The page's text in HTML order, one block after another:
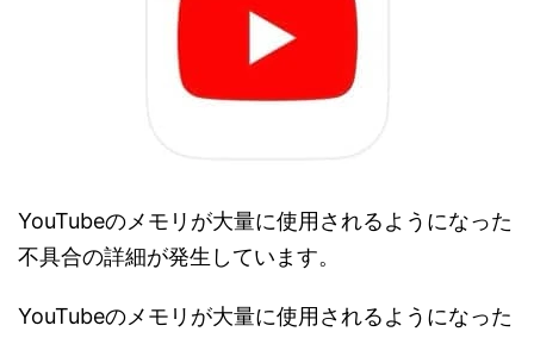
YouTubeのメモリが大量に使用されるようになった
不具合の詳細が発生しています。
YouTubeのメモリが大量に使用されるようになった